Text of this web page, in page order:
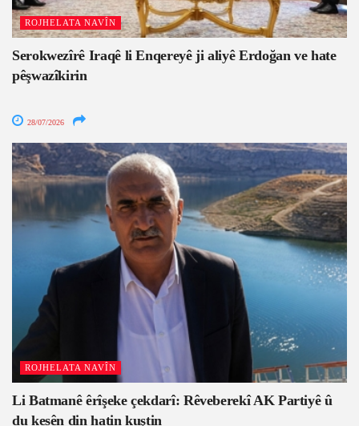
ROJHELATA NAVÎN
Serokwezîrê Iraqê li Enqereyê ji aliyê Erdoğan ve hate
pêşwazîkirin
28/07/2026
ROJHELATA NAVÎN
Li Batmanê êrîşeke çekdarî: Rêveberekî AK Partiyê û
du kesên din hatin kuştin